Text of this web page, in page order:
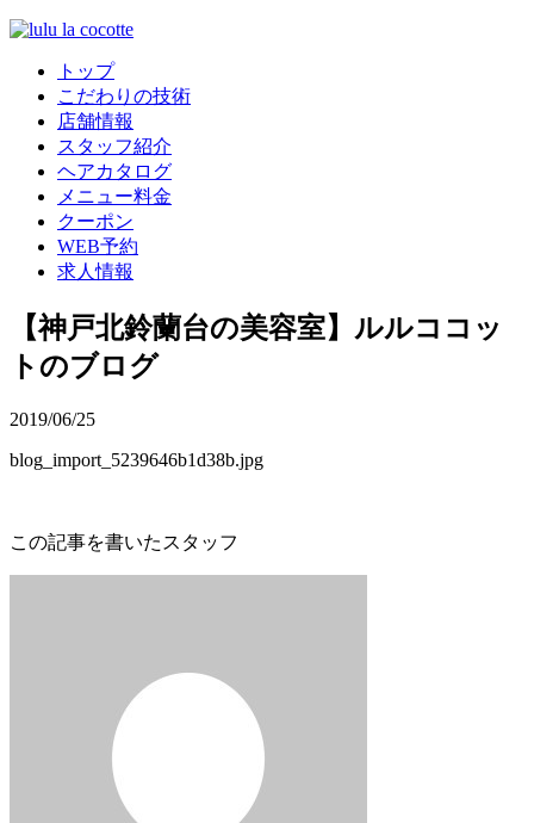
トップ
こだわりの技術
店舗情報
スタッフ紹介
ヘアカタログ
メニュー料金
クーポン
WEB予約
求人情報
【神戸北鈴蘭台の美容室】ルルココッ
トのブログ
2019/06/25
blog_import_5239646b1d38b.jpg
この記事を書いたスタッフ